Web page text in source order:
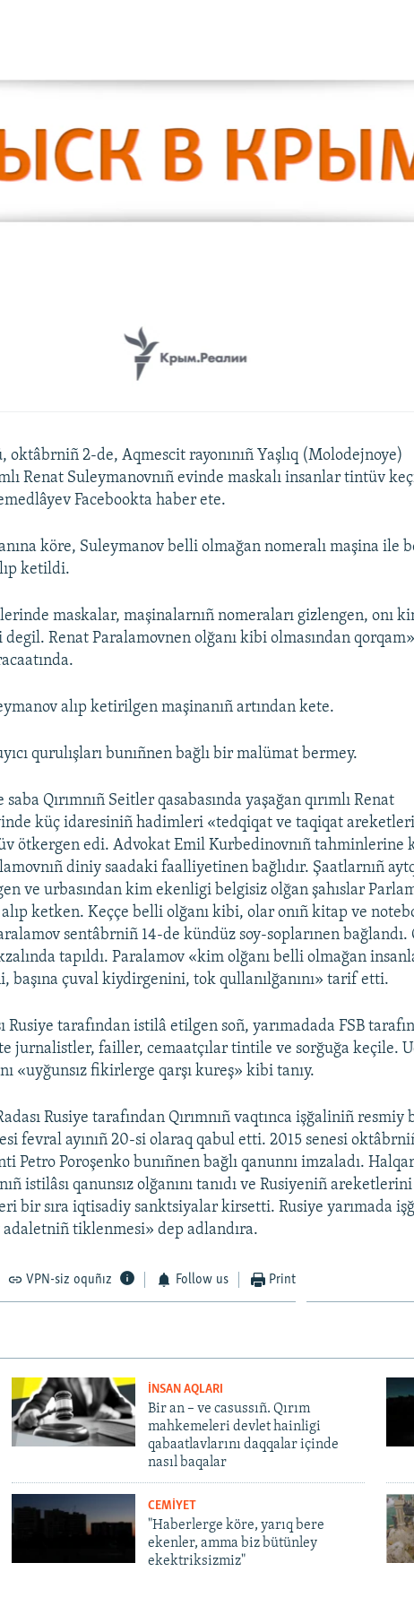
oktâbrniñ 2-de, Aqmescit rayonınıñ Yaşlıq (Molodejnoye)
Renat Suleymanovnıñ evinde maskalı insanlar tintüv
Facebookta haber ete.
köre, Suleymanov belli olmağan nomeralı maşina ile
ketildi.
maskalar, maşinalarnıñ nomeraları gizlengen, onı
Renat Paralamovnen olğanı kibi olmasından
alıp ketirilgen maşinanıñ artından kete.
qurulışları bunıñnen bağlı bir malümat bermey.
Qırımnıñ Seitler qasabasında yaşağan qırımlı Renat
küç idaresiniñ hadimleri «tedqiqat ve taqiqat
ötkergen edi. Advokat Emil Kurbedinovnıñ tahminlerine
diniy saadaki faalliyetinen bağlıdır. Şaatlarnıñ
ve urbasından kim ekenligi belgisiz olğan şahıslar
ketken. Keççe belli olğanı kibi, olar onıñ kitap ve
sentâbrniñ 14-de kündüz soy-soplarınen bağlandı.
tapıldı. Paralamov «kim olğanı belli olmağan
başına çuval kiydirgenini, tok qullanılğanını» tarif etti.
Rusiye tarafından istilâ etilgen soñ, yarımadada FSB
jurnalistler, failler, cemaatçılar tintile ve sorğuğa keçile.
«uyğunsız fikirlerge qarşı kureş» kibi tanıy.
Rusiye tarafından Qırımnıñ vaqtınca işğaliniñ resmiy
fevral ayınıñ 20-si olaraq qabul etti. 2015 senesi
Petro Poroşenko bunıñnen bağlı qanunnı imzaladı.
istilâsı qanunsız olğanını tanıdı ve Rusiyeniñ
bir sıra iqtisadiy sanktsiyalar kirsetti. Rusiye yarımada
tiklenmesi» dep adlandıra.
VPN-siz oquñız Follow us Print
İNSAN AQLARI
Bir an – ve casussıñ. Qırım
mahkemeleri devlet hainligi
qabaatlavlarını daqqalar içinde
nasıl baqalar
CEMİYET
"Haberlerge köre, yarıq bere
ekenler, amma biz bütünley
ekektriksizmiz"